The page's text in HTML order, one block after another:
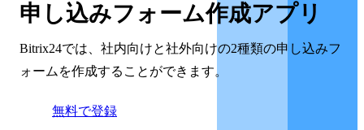
申し込みフォーム作成アプリ
Bitrix24では、社内向けと社外向けの2種類の申し込みフ
ォームを作成することができます。
無料で登録